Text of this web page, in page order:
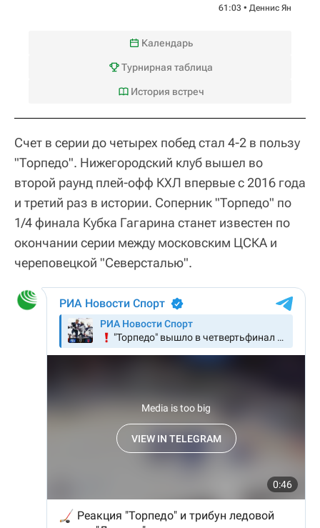
61:03 • Деннис Ян
Календарь
Турнирная таблица
История встреч
Счет в серии до четырех побед стал 4-2 в пользу
"Торпедо". Нижегородский клуб вышел во
второй раунд плей-офф КХЛ впервые с 2016 года
и третий раз в истории. Соперник "Торпедо" по
1/4 финала Кубка Гагарина станет известен по
окончании серии между московским ЦСКА и
череповецкой "Северсталью".